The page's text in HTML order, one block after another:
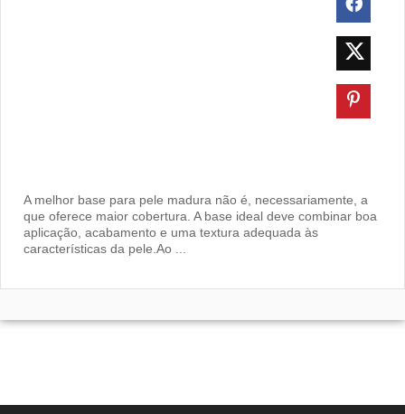
A melhor base para pele madura não é, necessariamente, a
que oferece maior cobertura. A base ideal deve combinar boa
aplicação, acabamento e uma textura adequada às
características da pele.Ao ...